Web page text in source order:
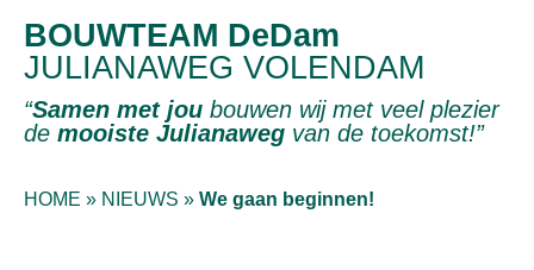
BOUWTEAM DeDam
JULIANAWEG VOLENDAM
“Samen met jou bouwen wij met veel plezier
de mooiste Julianaweg van de toekomst!”
HOME » NIEUWS » We gaan beginnen!